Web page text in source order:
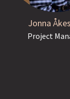
Jonna
Project